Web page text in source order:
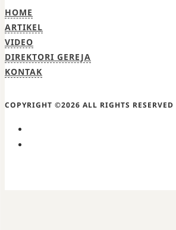
HOME
ARTIKEL
VIDEO
DIREKTORI GEREJA
KONTAK
COPYRIGHT ©2026 ALL RIGHTS RESERVED